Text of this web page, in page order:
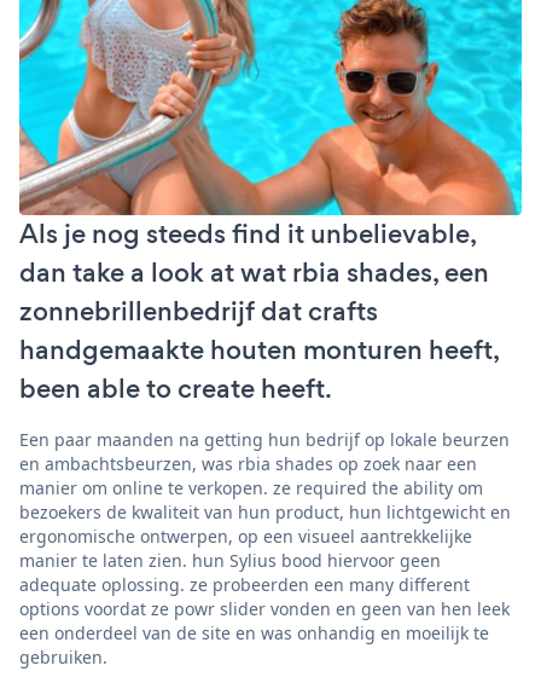
Als je nog steeds find it unbelievable,
dan take a look at wat rbia shades, een
zonnebrillenbedrijf dat crafts
handgemaakte houten monturen heeft,
been able to create heeft.
Een paar maanden na getting hun bedrijf op lokale beurzen
en ambachtsbeurzen, was rbia shades op zoek naar een
manier om online te verkopen. ze required the ability om
bezoekers de kwaliteit van hun product, hun lichtgewicht en
ergonomische ontwerpen, op een visueel aantrekkelijke
manier te laten zien. hun Sylius bood hiervoor geen
adequate oplossing. ze probeerden een many different
options voordat ze powr slider vonden en geen van hen leek
een onderdeel van de site en was onhandig en moeilijk te
gebruiken.